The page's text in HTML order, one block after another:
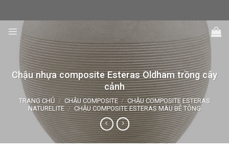
content
Chậu nhựa composite Esteras Oldham trồng cây
cảnh
TRANG CHỦ / CHẬU COMPOSITE / CHẬU COMPOSITE ESTERAS
NATURELITE / CHẬU COMPOSITE ESTERAS MÀU BÊ TÔNG